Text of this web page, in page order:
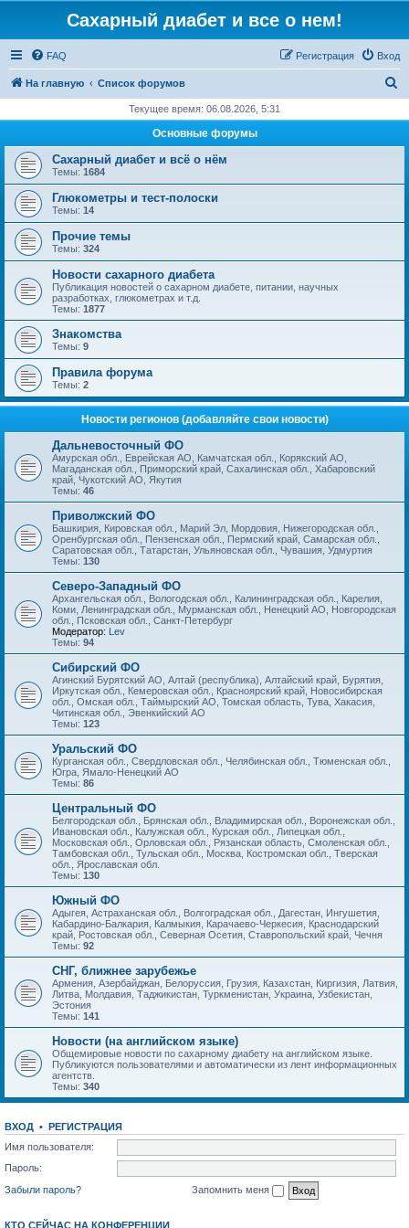
Сахарный диабет и все о нем!
FAQ Вход
Регистрация
На главную Список форумов
с
Текущее время: 06.08.2026, 5:31
Основные форумы
Сахарный диабет и всё о нём
Темы: 1684
Глюкометры и тест-полоски
Темы: 14
Прочие темы
Темы: 324
Новости сахарного диабета
Публикация новостей о сахарном диабете, питании, научных
разработках, глюкометрах и т.д.
Темы: 1877
Знакомства
Темы: 9
Правила форума
Темы: 2
Новости регионов (добавляйте свои новости)
Дальневосточный ФО
Амурская обл., Еврейская АО, Камчатская обл., Корякский АО,
Магаданская обл., Приморский край, Сахалинская обл., Хабаровский
край, Чукотский АО, Якутия
Темы: 46
Приволжский ФО
Башкирия, Кировская обл., Марий Эл, Мордовия, Нижегородская обл.,
Оренбургская обл., Пензенская обл., Пермский край, Самарская обл.,
Саратовская обл., Татарстан, Ульяновская обл., Чувашия, Удмуртия
Темы: 130
Северо-Западный ФО
Архангельская обл., Вологодская обл., Калининградская обл., Карелия,
Коми, Ленинградская обл., Мурманская обл., Ненецкий АО, Новгородская
обл., Псковская обл., Санкт-Петербург
Модератор: Lev
Темы: 94
Сибирский ФО
Агинский Бурятский АО, Алтай (республика), Алтайский край, Бурятия,
Иркутская обл., Кемеровская обл., Красноярский край, Новосибирская
обл., Омская обл., Таймырский АО, Томская область, Тува, Хакасия,
Читинская обл., Эвенкийский АО
Темы: 123
Уральский ФО
Курганская обл., Свердловская обл., Челябинская обл., Тюменская обл.,
Югра, Ямало-Ненецкий АО
Темы: 86
Центральный ФО
Белгородская обл., Брянская обл., Владимирская обл., Воронежская обл.,
Ивановская обл., Калужская обл., Курская обл., Липецкая обл.,
Московская обл., Орловская обл., Рязанская область, Смоленская обл.,
Тамбовская обл., Тульская обл., Москва, Костромская обл., Тверская
обл., Ярославская обл.
Темы: 130
Южный ФО
Адыгея, Астраханская обл., Волгоградская обл., Дагестан, Ингушетия,
Кабардино-Балкария, Калмыкия, Карачаево-Черкесия, Краснодарский
край, Ростовская обл., Северная Осетия, Ставропольский край, Чечня
Темы: 92
СНГ, ближнее зарубежье
Армения, Азербайджан, Белоруссия, Грузия, Казахстан, Киргизия, Латвия,
Литва, Молдавия, Таджикистан, Туркменистан, Украина, Узбекистан,
Эстония
Темы: 141
Новости (на английском языке)
Общемировые новости по сахарному диабету на английском языке.
Публикуются пользователями и автоматически из лент информационных
агентств.
Темы: 340
ВХОД • РЕГИСТРАЦИЯ
Имя пользователя:
Пароль:
Забыли пароль?
Запомнить меня
КТО СЕЙЧАС НА КОНФЕРЕНЦИИ